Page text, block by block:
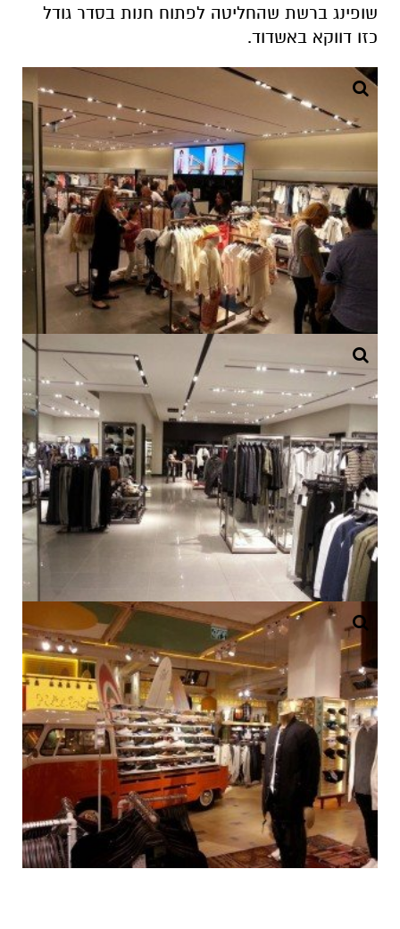
שופינג ברשת שהחליטה לפתוח חנות בסדר גודל
כזו דווקא באשדוד.